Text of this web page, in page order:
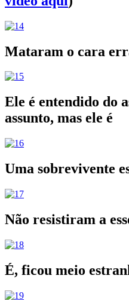
Mataram o cara
Ele é entendido do
assunto, mas ele é
Uma sobrevivente
Não resistiram a
É, ficou meio